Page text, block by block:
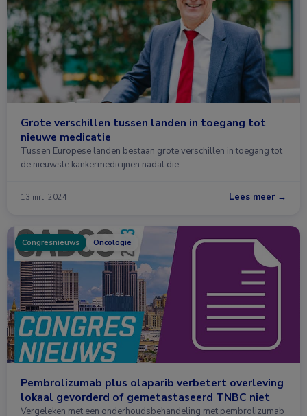
Grote verschillen tussen landen in toegang tot
nieuwe medicatie
Tussen Europese landen bestaan grote verschillen in toegang tot
de nieuwste kankermedicijnen nadat die …
13 mrt. 2024 Lees meer →
Congresnieuws Oncologie
Pembrolizumab plus olaparib verbetert overleving
lokaal gevorderd of gemetastaseerd TNBC niet
Vergeleken met een onderhoudsbehandeling met pembrolizumab